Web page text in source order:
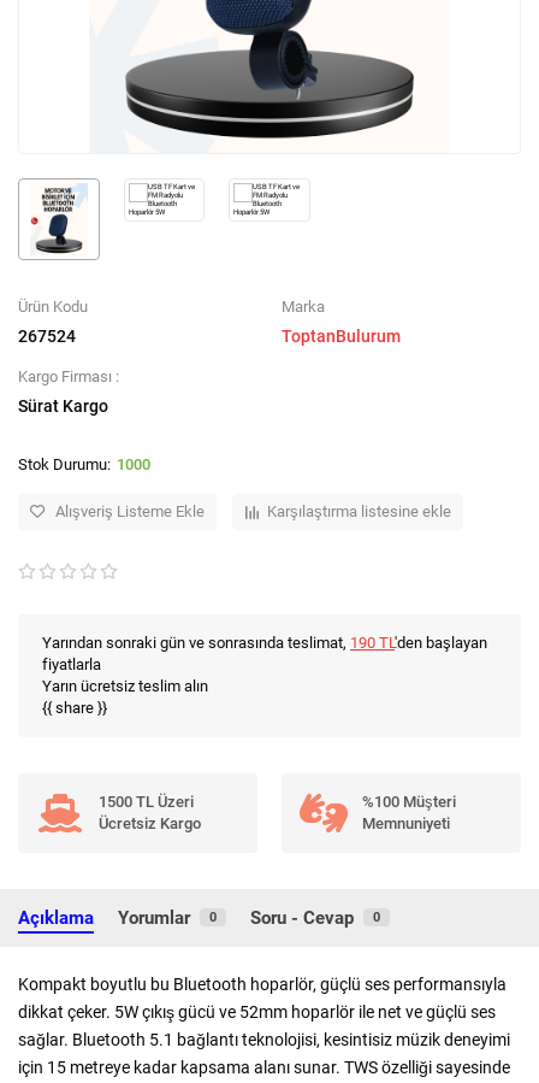
Ürün Kodu
267524
Marka
ToptanBulurum
Kargo Firması :
Sürat Kargo
1000
Alışveriş Listeme Ekle Karşılaştırma listesine ekle
Yarından sonraki gün ve sonrasında teslimat, 190 TL'den başlayan
fiyatlarla
Yarın ücretsiz teslim alın
{{ share }}
1500 TL Üzeri
Ücretsiz Kargo
%100 Müşteri
Memnuniyeti
Açıklama Yorumlar 0 Soru - Cevap 0
Kompakt boyutlu bu Bluetooth hoparlör, güçlü ses performansıyla
dikkat çeker. 5W çıkış gücü ve 52mm hoparlör ile net ve güçlü ses
sağlar. Bluetooth 5.1 bağlantı teknolojisi, kesintisiz müzik deneyimi
için 15 metreye kadar kapsama alanı sunar. TWS özelliği sayesinde